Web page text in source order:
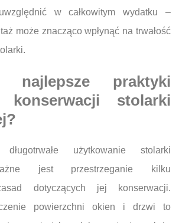
w całkowitym wydatku –
może znacząco wpłynąć na trwałość
praktyki
konserwacji stolarki
użytkowanie stolarki
jest przestrzeganie kilku
dotyczących jej konserwacji.
powierzchni okien i drzwi to